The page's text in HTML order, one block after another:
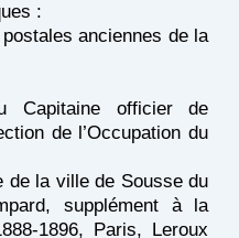
:
anciennes de la
officier de
de l’Occupation du
la ville de Sousse du
supplément à la
1896, Paris, Leroux